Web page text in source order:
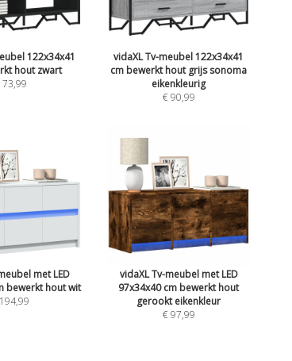
122x34x41
hout zwart
73,99
vidaXL Tv-meubel 122x34x41
cm bewerkt hout grijs sonoma
eikenkleurig
€ 90,99
met LED
bewerkt hout wit
vidaXL Tv-meubel met LED
97x34x40 cm bewerkt hout
gerookt eikenkleur
€ 97,99